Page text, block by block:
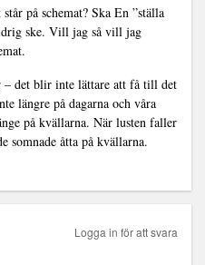
på schemat? Ska En ”ställa
ske. Vill jag så vill jag
det blir inte lättare att få till det
längre på dagarna och våra
på kvällarna. När lusten faller
somnade åtta på kvällarna.
Logga in för att svara